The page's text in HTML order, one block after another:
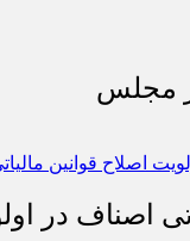
مجلس
در